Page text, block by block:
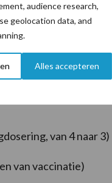
audience research,
geolocation data, and
Alles accepteren
resultaat laat zien.
mastitisgevallen
van 4 naar 3)
van vaccinatie)